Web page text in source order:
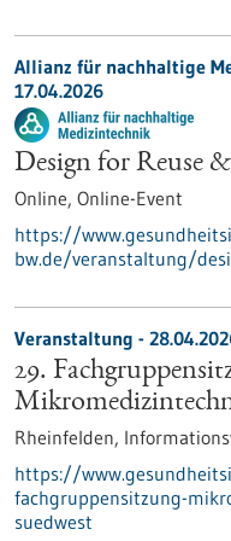
Allianz für nachhaltige
17.04.2026
Design for Reuse
Online, Online-Event
https://
bw.de/veranstaltung/
Veranstaltung -
29.
Rheinfelden,
https://
fachgruppensitzung-
suedwest